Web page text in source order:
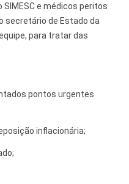
SIMESC e médicos peritos
secretário de Estado da
para tratar das
pontos urgentes
inflacionária;